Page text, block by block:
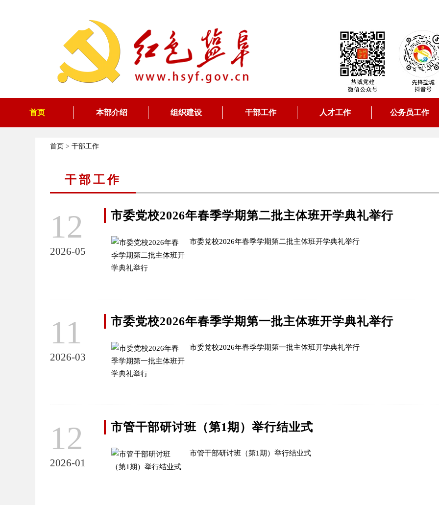
首页 本部介绍 组织建设 干部工作 人才工作 公务员工作
首页 > 干部工作
干部工作
12
2026-05
市委党校2026年春季学期第二批主体班开学典礼举行
市委党校2026年春季学期第二批主体班开学典礼举行
11
2026-03
市委党校2026年春季学期第一批主体班开学典礼举行
市委党校2026年春季学期第一批主体班开学典礼举行
12
2026-01
市管干部研讨班（第1期）举行结业式
市管干部研讨班（第1期）举行结业式